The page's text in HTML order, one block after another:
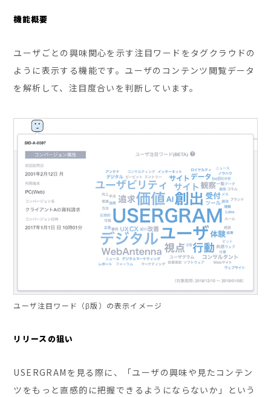
機能概要
ユーザごとの興味関心を示す注目ワードをタグクラウドの
ように表示する機能です。ユーザのコンテンツ閲覧データ
を解析して、注目度合いを判断しています。
ユーザ注目ワード（β版）の表示イメージ
リリースの狙い
USERGRAMを見る際に、「ユーザの興味や見たコンテン
ツをもっと直感的に把握できるようにならないか」という